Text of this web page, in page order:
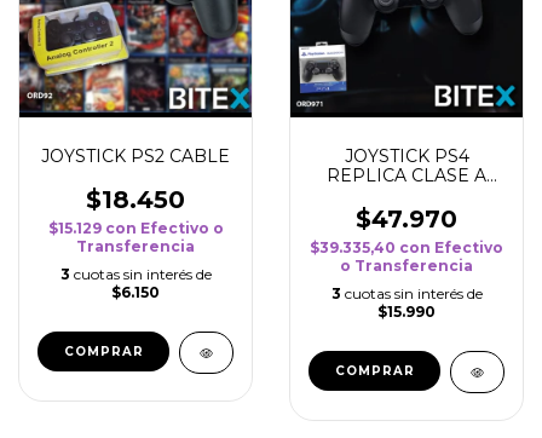
JOYSTICK PS2 CABLE
$18.450
$15.129 con Efectivo o
Transferencia
3 cuotas sin interés de
$6.150
JOYSTICK PS4
REPLICA CLASE A
$47.970
$39.335,40 con Efectivo
o Transferencia
3 cuotas sin interés de
$15.990